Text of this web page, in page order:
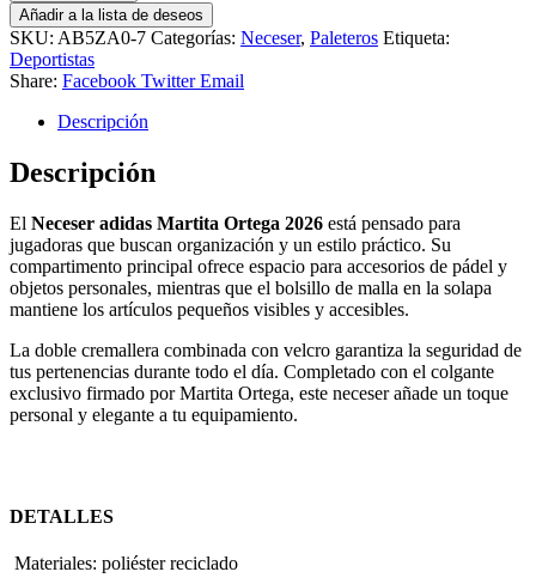
Añadir a la lista de deseos
SKU: AB5ZA0-7 Categorías: Neceser, Paleteros Etiqueta:
Deportistas
Share: Facebook Twitter Email
Descripción
Descripción
El Neceser adidas Martita Ortega 2026 está pensado para
jugadoras que buscan organización y un estilo práctico. Su
compartimento principal ofrece espacio para accesorios de pádel y
objetos personales, mientras que el bolsillo de malla en la solapa
mantiene los artículos pequeños visibles y accesibles.
La doble cremallera combinada con velcro garantiza la seguridad de
tus pertenencias durante todo el día. Completado con el colgante
exclusivo firmado por Martita Ortega, este neceser añade un toque
personal y elegante a tu equipamiento.
DETALLES
Materiales: poliéster reciclado